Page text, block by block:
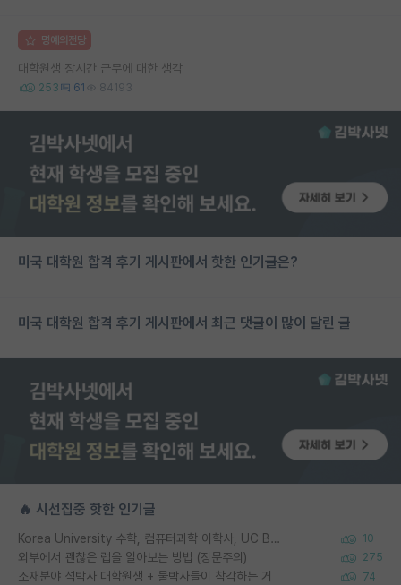
명예의전당
대학원생 장시간 근무에 대한 생각
253 61 84193
미국 대학원 합격 후기 게시판에서 핫한 인기글은?
미국 대학원 합격 후기 게시판에서 최근 댓글이 많이 달린 글
🔥 시선집중 핫한 인기글
Korea University 수학, 컴퓨터과학 이학사, UC Berkeley 산업공학 대학원 공학박사가 되는 것은 쉽지 않겠죠? 10
외부에서 괜찮은 랩을 알아보는 방법 (장문주의) 275
소재분야 석박사 대학원생 + 물박사들이 착각하는 거 74